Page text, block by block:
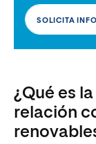
SOLICITA
¿Qué es
relación